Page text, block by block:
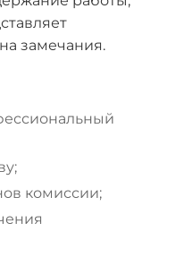
замечания.
комиссии;